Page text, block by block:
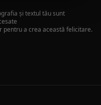
și textul tău sunt
pentru a crea această felicitare.